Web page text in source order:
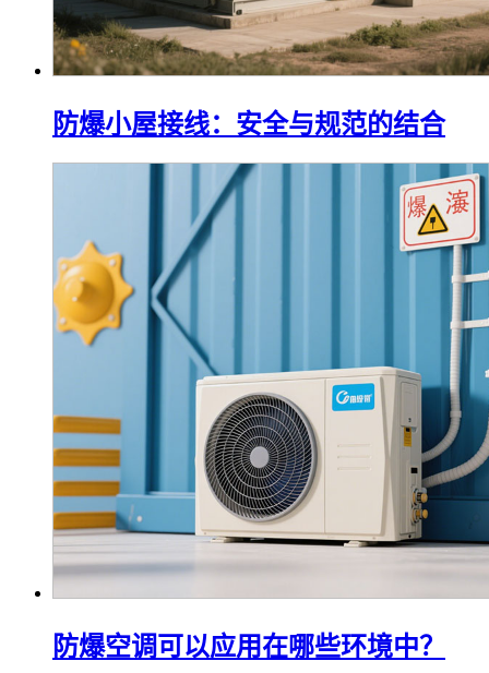
防爆小屋接线：安全与规范的结合
防爆空调可以应用在哪些环境中？